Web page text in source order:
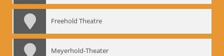
Freehold Theatre
Meyerhold-Theater